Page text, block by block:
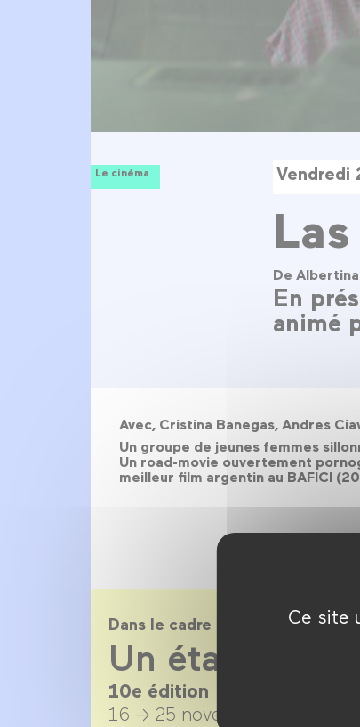
Ce site
Le cinéma Vendredi
De
En
animé
Avec, Cristina Banegas, Andres
Un groupe de jeunes femmes
Un road-movie ouvertement
meilleur film argentin au BAFICI
Dans le cadre de
Un état du
10e édition
16 → 25 novembre 2018